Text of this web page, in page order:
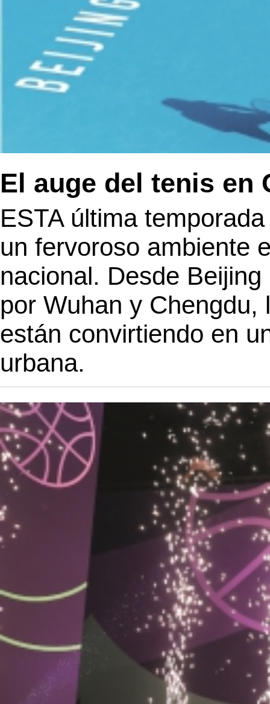
El auge del tenis en
ESTA última
un fervoroso ambiente
nacional. Desde
por Wuhan y
están convirtiendo en
urbana.